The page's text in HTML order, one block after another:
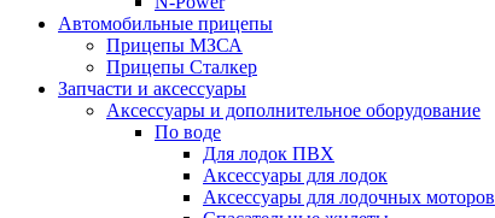
Автомобильные прицепы
Прицепы МЗСА
Прицепы Сталкер
Запчасти и аксессуары
Аксессуары и дополнительное оборудование
По воде
Для лодок ПВХ
Аксессуары для лодок
Аксессуары для лодочных моторов